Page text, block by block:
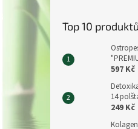
Top 10 produktů
597 Kč
14
249 Kč